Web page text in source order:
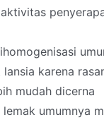
karena
mudah dicerna
lemak umumnya